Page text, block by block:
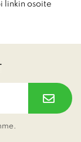
linkin osoite